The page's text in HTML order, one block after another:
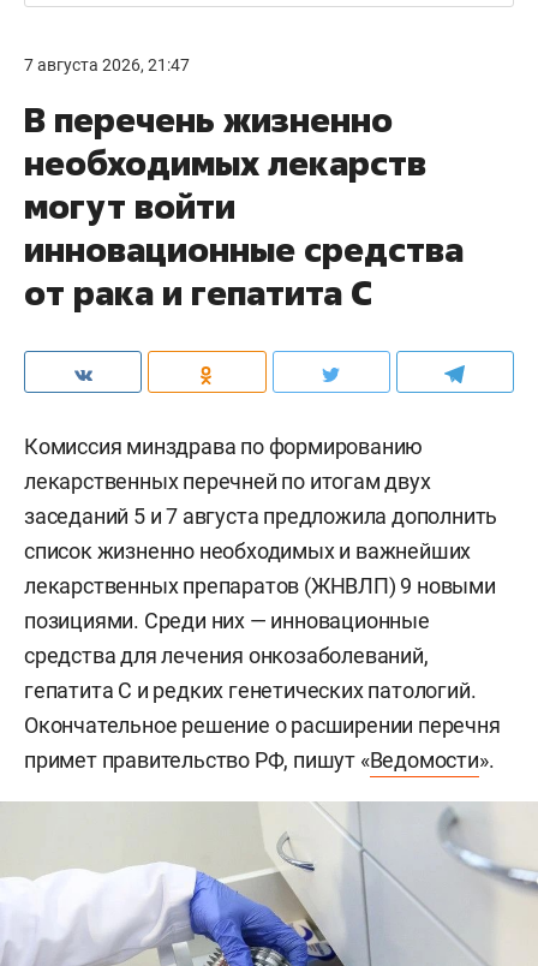
7 августа 2026, 21:47
В перечень жизненно
необходимых лекарств
могут войти
инновационные средства
от рака и гепатита С
Комиссия минздрава по формированию
лекарственных перечней по итогам двух
заседаний 5 и 7 августа предложила дополнить
список жизненно необходимых и важнейших
лекарственных препаратов (ЖНВЛП) 9 новыми
позициями. Среди них — инновационные
средства для лечения онкозаболеваний,
гепатита С и редких генетических патологий.
Окончательное решение о расширении перечня
примет правительство РФ, пишут «Ведомости».